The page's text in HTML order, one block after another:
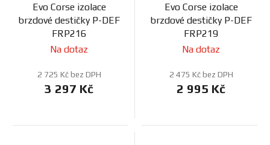
Evo Corse izolace
brzdové destičky P-DEF
FRP216
Na dotaz
2 725 Kč bez DPH
3 297 Kč
Evo Corse izolace
brzdové destičky P-DEF
FRP219
Na dotaz
2 475 Kč bez DPH
2 995 Kč